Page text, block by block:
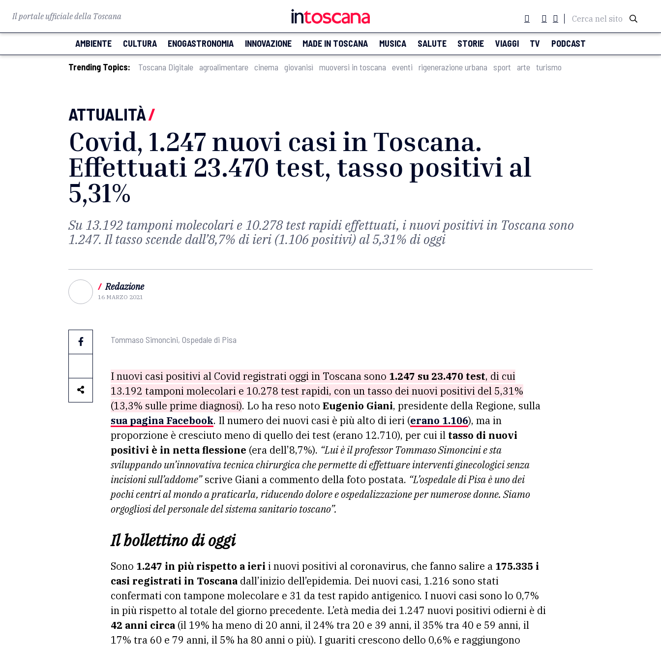
Il portale ufficiale della Toscana Cerca nel sito
AMBIENTE CULTURA ENOGASTRONOMIA INNOVAZIONE MADE IN TOSCANA MUSICA SALUTE STORIE VIAGGI TV PODCAST
Trending Topics: Toscana Digitale agroalimentare cinema giovanisì muoversi in toscana eventi rigenerazione urbana sport arte turismo
ATTUALITÀ/
Covid, 1.247 nuovi casi in Toscana.
Effettuati 23.470 test, tasso positivi al
5,31%
Su 13.192 tamponi molecolari e 10.278 test rapidi effettuati, i nuovi positivi in Toscana sono
1.247. Il tasso scende dall’8,7% di ieri (1.106 positivi) al 5,31% di oggi
/ Redazione
16 MARZO 2021
Tommaso Simoncini, Ospedale di Pisa
I nuovi casi positivi al Covid registrati oggi in Toscana sono 1.247 su 23.470 test, di cui
13.192 tamponi molecolari e 10.278 test rapidi, con un tasso dei nuovi positivi del 5,31%
(13,3% sulle prime diagnosi). Lo ha reso noto Eugenio Giani, presidente della Regione, sulla
sua pagina Facebook. Il numero dei nuovi casi è più alto di ieri (erano 1.106), ma in
proporzione è cresciuto meno di quello dei test (erano 12.710), per cui il tasso di nuovi
positivi è in netta flessione (era dell’8,7%). “Lui è il professor Tommaso Simoncini e sta
sviluppando un’innovativa tecnica chirurgica che permette di effettuare interventi ginecologici senza
incisioni sull’addome”scrive Giani a commento della foto postata. “L’ospedale di Pisa è uno dei
pochi centri al mondo a praticarla, riducendo dolore e ospedalizzazione per numerose donne. Siamo
orgogliosi del personale del sistema sanitario toscano”.
Il bollettino di oggi
Sono 1.247 in più rispetto a ieri i nuovi positivi al coronavirus, che fanno salire a 175.335 i
casi registrati in Toscana dall’inizio dell’epidemia. Dei nuovi casi, 1.216 sono stati
confermati con tampone molecolare e 31 da test rapido antigenico. I nuovi casi sono lo 0,7%
in più rispetto al totale del giorno precedente. L’età media dei 1.247 nuovi positivi odierni è di
42 anni circa (il 19% ha meno di 20 anni, il 24% tra 20 e 39 anni, il 35% tra 40 e 59 anni, il
17% tra 60 e 79 anni, il 5% ha 80 anni o più). I guariti crescono dello 0,6% e raggiungono